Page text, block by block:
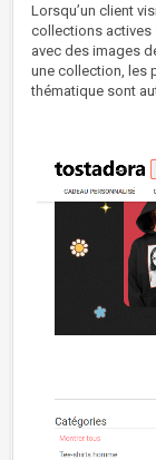
Lorsqu’un client
collections actives
avec des images
une collection, les
thématique sont